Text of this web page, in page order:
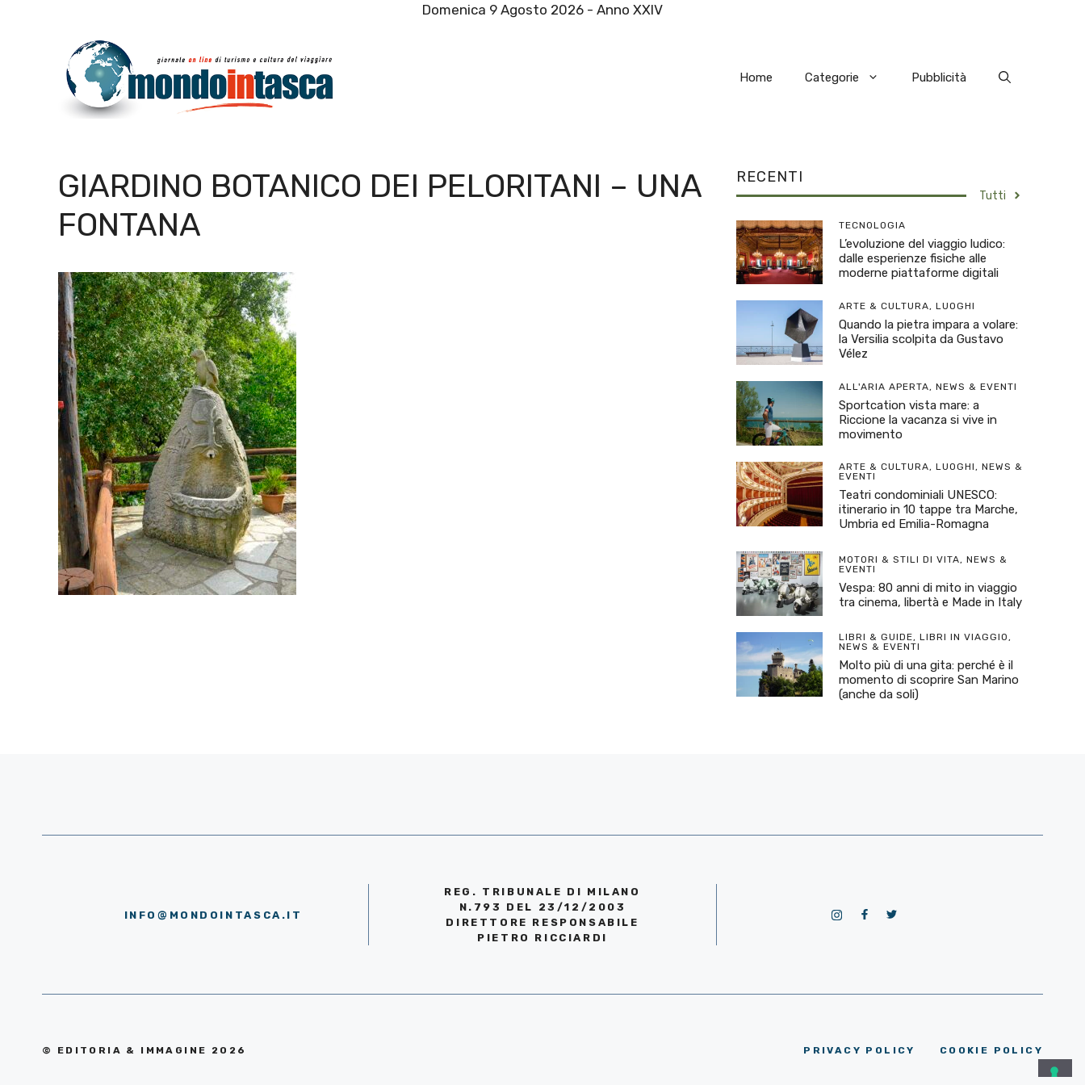
Domenica 9 Agosto 2026 - Anno XXIV
Home Categorie Pubblicità
GIARDINO BOTANICO DEI PELORITANI – UNA
FONTANA
RECENTI
Tutti
TECNOLOGIA
L’evoluzione del viaggio ludico:
dalle esperienze fisiche alle
moderne piattaforme digitali
ARTE & CULTURA, LUOGHI
Quando la pietra impara a volare:
la Versilia scolpita da Gustavo
Vélez
ALL'ARIA APERTA, NEWS & EVENTI
Sportcation vista mare: a
Riccione la vacanza si vive in
movimento
ARTE & CULTURA, LUOGHI, NEWS &
EVENTI
Teatri condominiali UNESCO:
itinerario in 10 tappe tra Marche,
Umbria ed Emilia-Romagna
MOTORI & STILI DI VITA, NEWS &
EVENTI
Vespa: 80 anni di mito in viaggio
tra cinema, libertà e Made in Italy
LIBRI & GUIDE, LIBRI IN VIAGGIO,
NEWS & EVENTI
Molto più di una gita: perché è il
momento di scoprire San Marino
(anche da soli)
INFO@MONDOINTASCA.IT
REG. TRIBUNALE DI MILANO
N.793 DEL 23/12/2003
DIRETTORE RESPONSABILE
PIETRO RICCIARDI
© EDITORIA & IMMAGINE 2026 PRIVACY POLICY COOKIE POLICY